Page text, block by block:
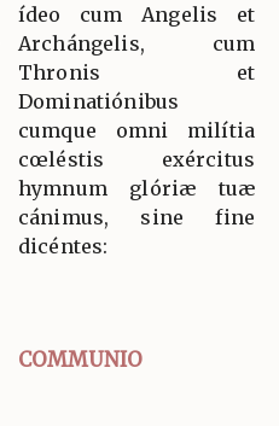
ídeo cum Angelis et
Archángelis, cum
Thronis et
Dominatiónibus
cumque omni milítia
cœléstis exércitus
hymnum glóriæ tuæ
cánimus, sine fine
dicéntes:
COMMUNIO